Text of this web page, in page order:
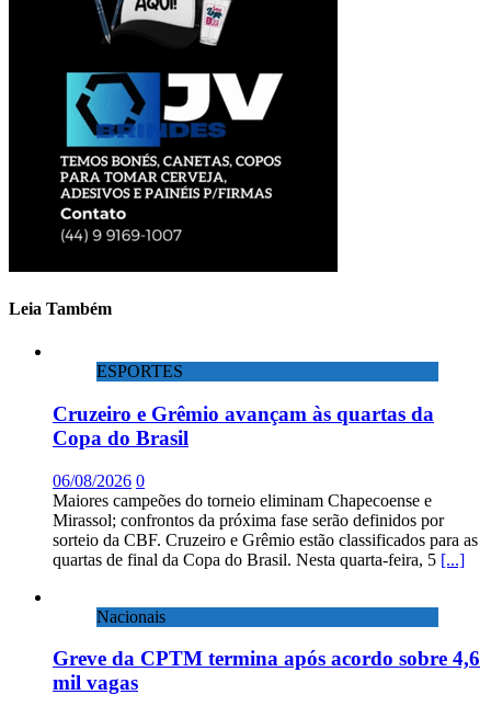
Leia Também
ESPORTES
Cruzeiro e Grêmio avançam às quartas da
Copa do Brasil
06/08/2026 0
Maiores campeões do torneio eliminam Chapecoense e
Mirassol; confrontos da próxima fase serão definidos por
sorteio da CBF. Cruzeiro e Grêmio estão classificados para as
quartas de final da Copa do Brasil. Nesta quarta-feira, 5 [...]
Nacionais
Greve da CPTM termina após acordo sobre 4,6
mil vagas